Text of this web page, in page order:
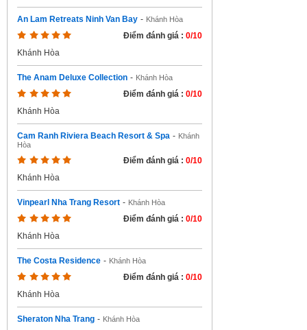
An Lam Retreats Ninh Van Bay - Khánh Hòa
Điểm đánh giá : 0/10
Khánh Hòa
The Anam Deluxe Collection - Khánh Hòa
Điểm đánh giá : 0/10
Khánh Hòa
Cam Ranh Riviera Beach Resort & Spa - Khánh
Hòa
Điểm đánh giá : 0/10
Khánh Hòa
Vinpearl Nha Trang Resort - Khánh Hòa
Điểm đánh giá : 0/10
Khánh Hòa
The Costa Residence - Khánh Hòa
Điểm đánh giá : 0/10
Khánh Hòa
Sheraton Nha Trang - Khánh Hòa